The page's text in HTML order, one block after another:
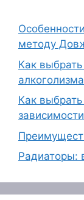
методу
Как
Как
Радиаторы: